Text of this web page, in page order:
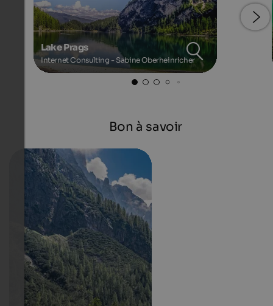
Lake Prags
Internet Consulting - Sabine Oberheinricher
Bon à savoir